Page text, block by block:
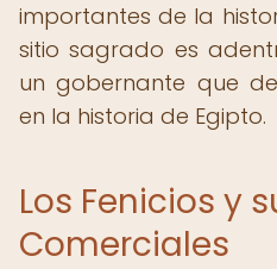
importantes de la
sitio sagrado es
un gobernante que
en la historia de Egipto.
Los Fenicios y
Comerciales